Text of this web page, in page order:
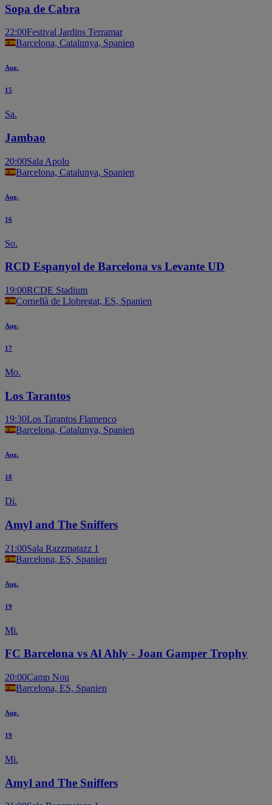
Sopa de Cabra
22:00Festival Jardins Terramar
Barcelona, Catalunya, Spanien
Aug.
15
Sa.
Jambao
20:00Sala Apolo
Barcelona, Catalunya, Spanien
Aug.
16
So.
RCD Espanyol de Barcelona vs Levante UD
19:00RCDE Stadium
Cornellà de Llobregat, ES, Spanien
Aug.
17
Mo.
Los Tarantos
19:30Los Tarantos Flamenco
Barcelona, Catalunya, Spanien
Aug.
18
Di.
Amyl and The Sniffers
21:00Sala Razzmatazz 1
Barcelona, ES, Spanien
Aug.
19
Mi.
FC Barcelona vs Al Ahly - Joan Gamper Trophy
20:00Camp Nou
Barcelona, ES, Spanien
Aug.
19
Mi.
Amyl and The Sniffers